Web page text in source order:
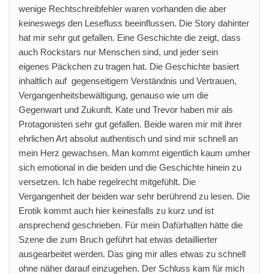
wenige Rechtschreibfehler waren vorhanden die aber
keineswegs den Lesefluss beeinflussen. Die Story dahinter
hat mir sehr gut gefallen. Eine Geschichte die zeigt, dass
auch Rockstars nur Menschen sind, und jeder sein
eigenes Päckchen zu tragen hat. Die Geschichte basiert
inhaltlich auf gegenseitigem Verständnis und Vertrauen,
Vergangenheitsbewältigung, genauso wie um die
Gegenwart und Zukunft. Kate und Trevor haben mir als
Protagonisten sehr gut gefallen. Beide waren mir mit ihrer
ehrlichen Art absolut authentisch und sind mir schnell an
mein Herz gewachsen. Man kommt eigentlich kaum umher
sich emotional in die beiden und die Geschichte hinein zu
versetzen. Ich habe regelrecht mitgefühlt. Die
Vergangenheit der beiden war sehr berührend zu lesen. Die
Erotik kommt auch hier keinesfalls zu kurz und ist
ansprechend geschrieben. Für mein Dafürhalten hätte die
Szene die zum Bruch geführt hat etwas detaillierter
ausgearbeitet werden. Das ging mir alles etwas zu schnell
ohne näher darauf einzugehen. Der Schluss kam für mich